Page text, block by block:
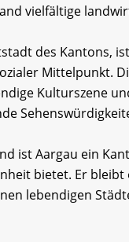
vielfältige
des Kantons,
Mittelpunkt.
Kulturszene
ist Aargau ein
bietet. Er bleibt
lebendigen